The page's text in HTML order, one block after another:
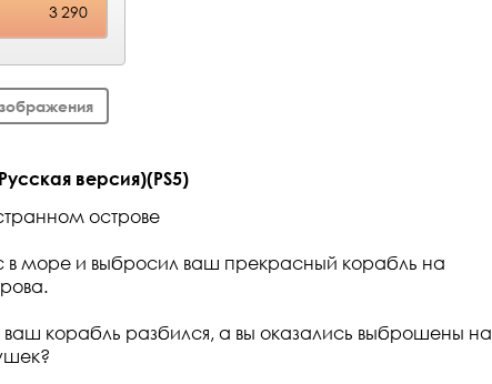
3 290
версия)(PS5)
острове
море и выбросил ваш прекрасный корабль на
ваш корабль разбился, а вы оказались выброшены на